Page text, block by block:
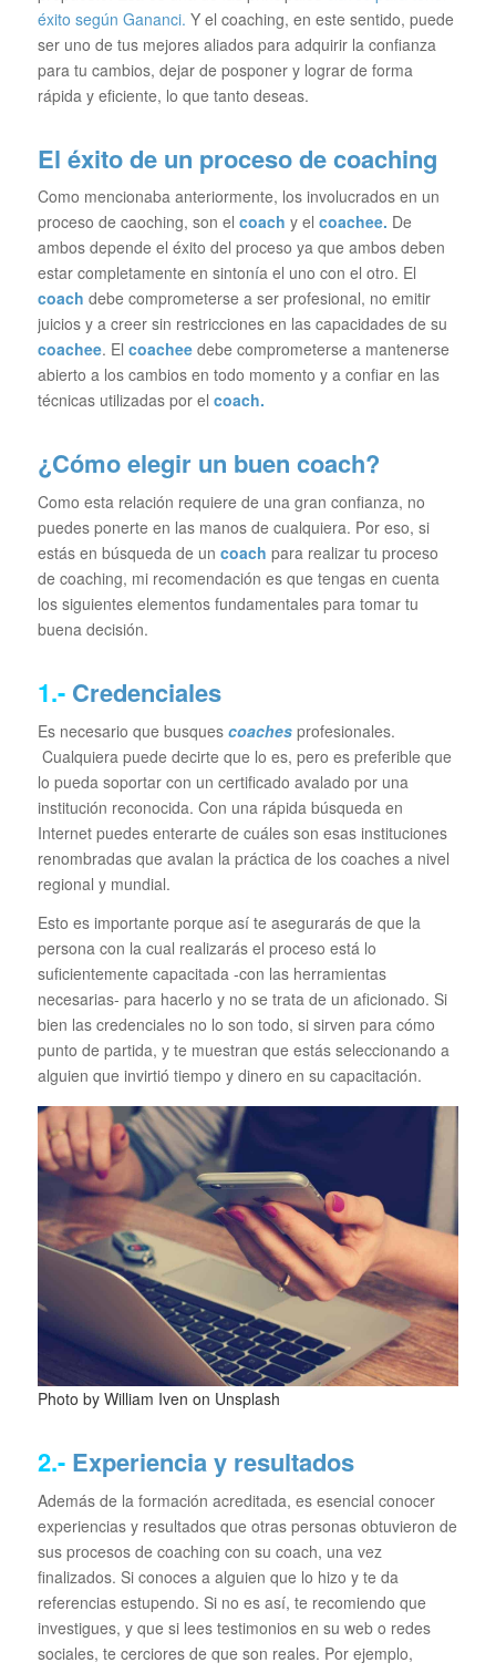
éxito según Gananci. Y el coaching, en este sentido, puede
ser uno de tus mejores aliados para adquirir la confianza
para tu cambios, dejar de posponer y lograr de forma
rápida y eficiente, lo que tanto deseas.
El éxito de un proceso de coaching
Como mencionaba anteriormente, los involucrados en un
proceso de caoching, son el coach y el coachee. De
ambos depende el éxito del proceso ya que ambos deben
estar completamente en sintonía el uno con el otro. El
coach debe comprometerse a ser profesional, no emitir
juicios y a creer sin restricciones en las capacidades de su
coachee. El coacheedebe comprometerse a mantenerse
abierto a los cambios en todo momento y a confiar en las
técnicas utilizadas por el coach.
¿Cómo elegir un buen coach?
Como esta relación requiere de una gran confianza, no
puedes ponerte en las manos de cualquiera. Por eso, si
estás en búsqueda de un coach para realizar tu proceso
de coaching, mi recomendación es que tengas en cuenta
los siguientes elementos fundamentales para tomar tu
buena decisión.
1.- Credenciales
Es necesario que busques coachesprofesionales.
Cualquiera puede decirte que lo es, pero es preferible que
lo pueda soportar con un certificado avalado por una
institución reconocida. Con una rápida búsqueda en
Internet puedes enterarte de cuáles son esas instituciones
renombradas que avalan la práctica de los coaches a nivel
regional y mundial.
Esto es importante porque así te asegurarás de que la
persona con la cual realizarás el proceso está lo
suficientemente capacitada -con las herramientas
necesarias- para hacerlo y no se trata de un aficionado. Si
bien las credenciales no lo son todo, si sirven para cómo
punto de partida, y te muestran que estás seleccionando a
alguien que invirtió tiempo y dinero en su capacitación.
Photo by William Iven on Unsplash
2.- Experiencia y resultados
Además de la formación acreditada, es esencial conocer
experiencias y resultados que otras personas obtuvieron de
sus procesos de coaching con su coach, una vez
finalizados. Si conoces a alguien que lo hizo y te da
referencias estupendo. Si no es así, te recomiendo que
investigues, y que si lees testimonios en su web o redes
sociales, te cerciores de que son reales. Por ejemplo,